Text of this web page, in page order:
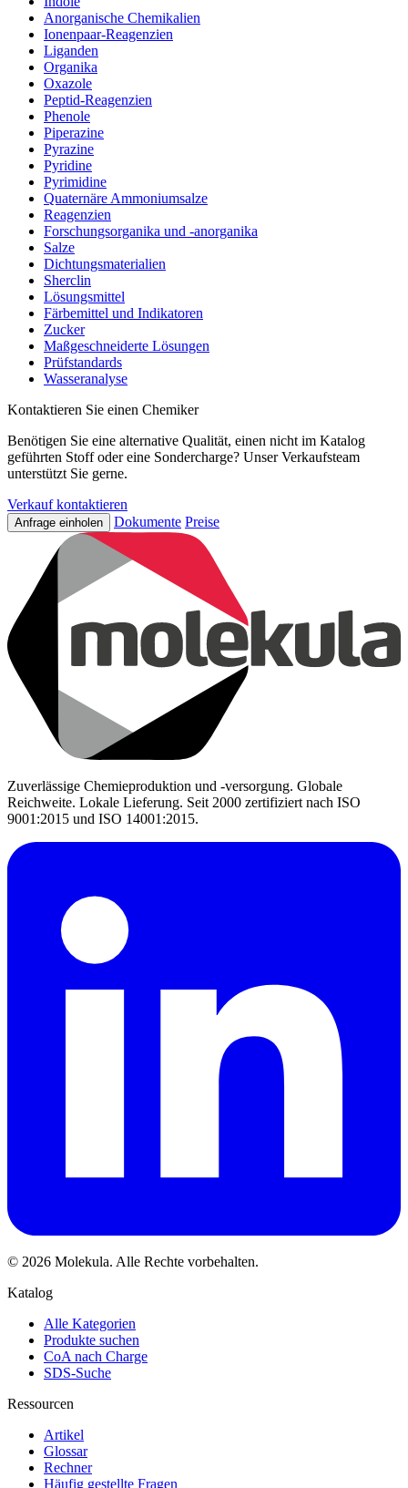
Anorganische Chemikalien
Ionenpaar-Reagenzien
Liganden
Organika
Oxazole
Peptid-Reagenzien
Phenole
Piperazine
Pyrazine
Pyridine
Pyrimidine
Quaternäre Ammoniumsalze
Reagenzien
Forschungsorganika und -anorganika
Salze
Dichtungsmaterialien
Sherclin
Lösungsmittel
Färbemittel und Indikatoren
Zucker
Maßgeschneiderte Lösungen
Prüfstandards
Wasseranalyse
Kontaktieren Sie einen Chemiker
Benötigen Sie eine alternative Qualität, einen nicht im Katalog
geführten Stoff oder eine Sondercharge? Unser Verkaufsteam
unterstützt Sie gerne.
Verkauf kontaktieren
Anfrage einholen Dokumente Preise
Zuverlässige Chemieproduktion und -versorgung. Globale
Reichweite. Lokale Lieferung. Seit 2000 zertifiziert nach ISO
9001:2015 und ISO 14001:2015.
© 2026 Molekula. Alle Rechte vorbehalten.
Katalog
Alle Kategorien
Produkte suchen
CoA nach Charge
SDS-Suche
Ressourcen
Artikel
Glossar
Rechner
Häufig gestellte Fragen